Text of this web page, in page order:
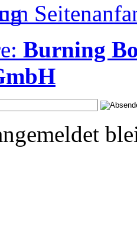
Burning